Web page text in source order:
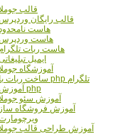
قالب
قالب رایگان
هاست
هاست
هاست ربات تلگرام
ایمیل
آموزشگاه
ساخت ربات با php تلگرام
آموزش php
آموزش سئو
آموزش فروشگاه ساز
آموزش طراحی قالب